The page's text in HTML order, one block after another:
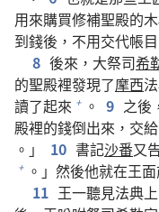
用來購買修補聖殿的
到錢後，不用交代帳
8 後來，大祭司希
的聖殿裡發現了摩西
讀了起來 + 。 9 之後
殿裡的錢倒出來，交
。」 10 書記沙番又
+ 。」然後他就在王
11 王一聽見法典